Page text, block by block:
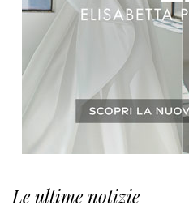
Le ultime notizie